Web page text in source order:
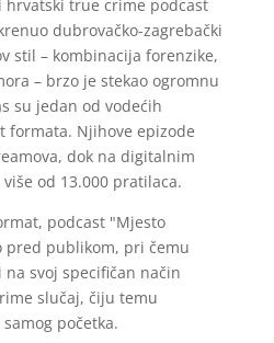
hrvatski true crime podcast
dubrovačko-zagrebački
stil – kombinacija forenzike,
– brzo je stekao ogromnu
su jedan od vodećih
formata. Njihove epizode
dok na digitalnim
od 13.000 pratilaca.
podcast "Mjesto
pred publikom, pri čemu
svoj specifičan način
slučaj, čiju temu
početka.